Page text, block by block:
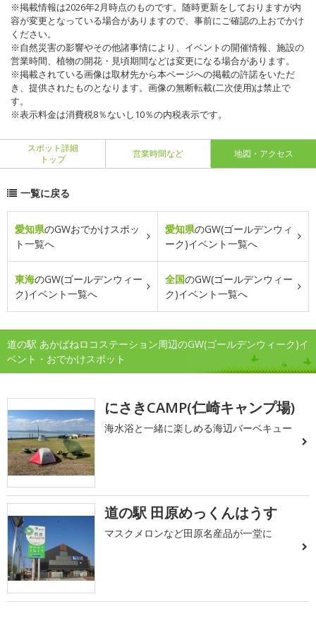
※掲載情報は2026年2月時点のものです。随時更新をしておりますが内
容が変更となっている場合がありますので、事前にご確認の上おでかけ
ください。
※自然災害の影響やその他諸事情により、イベントの開催情報、施設の
営業時間、植物の開花・見頃期間などは変更になる場合があります。
※掲載されている画像は取材先から本ページへの掲載の許諾をいただ
き、提供されたものとなります。画像の無断転載(二次使用)は禁止で
す。
※表示料金は消費税8％ないし10％の内税表示です。
スポット詳細
トップ
営業時間など 地図・アクセス
一覧に戻る
愛知県のGWおでかけスポッ
ト一覧へ
愛知県のGW(ゴールデンウィ
ーク)イベント一覧へ
東海のGW(ゴールデンウィー
ク)イベント一覧へ
全国のGW(ゴールデンウィー
ク)イベント一覧へ
道の駅 あかばねロコステーション周辺のGW(ゴールデンウィーク)イ
ベント・おでかけスポット
にさきCAMP(仁崎キャンプ場)
海水浴と一緒に楽しめる海辺バーベキュー
道の駅 田原めっくんはうす
マスクメロンなど田原名産品が一堂に